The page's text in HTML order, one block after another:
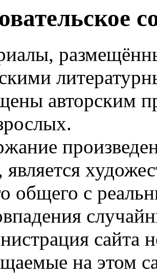
авторским
является
общего с
сайта
на этом